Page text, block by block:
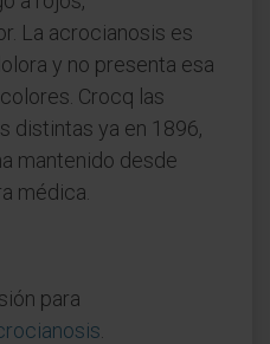
La acrocianosis es
y no presenta esa
Crocq las
distintas ya en 1896,
mantenido desde
médica.
para